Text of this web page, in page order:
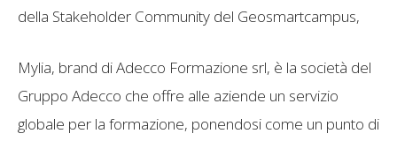
della Stakeholder Community del Geosmartcampus,
Mylia, brand di Adecco Formazione srl, è la società del
Gruppo Adecco che offre alle aziende un servizio
globale per la formazione, ponendosi come un punto di